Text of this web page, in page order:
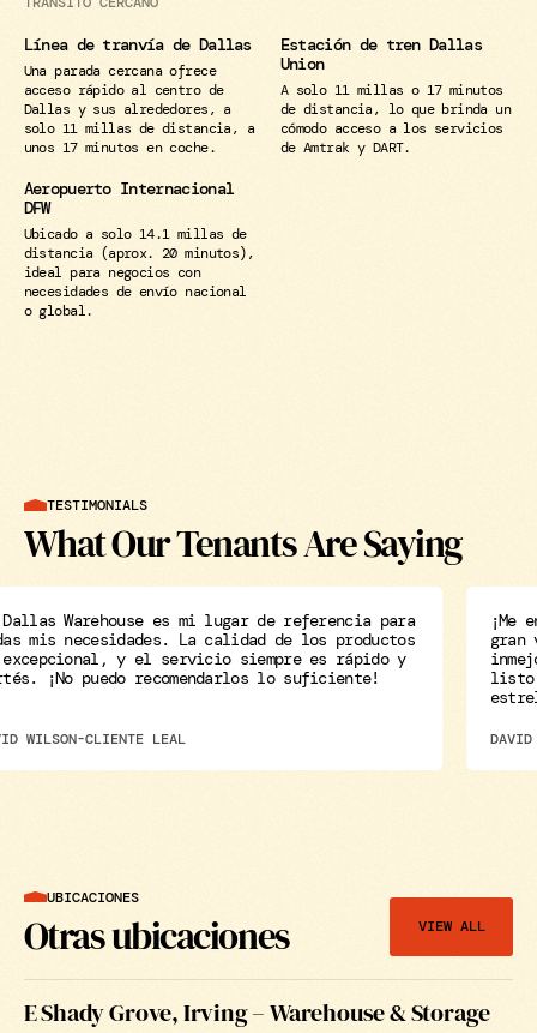
Merrell Rd Dallas –
Warehouse & Storage
Línea de tranvía de Dallas
Una parada cercana ofrece
acceso rápido al centro de
Dallas y sus alrededores, a
solo 11 millas de distancia, a
unos 17 minutos en coche.
Estación de tren Dallas
Union
A solo 11 millas o 17 minutos
de distancia, lo que brinda un
cómodo acceso a los servicios
de Amtrak y DART.
Aeropuerto Internacional
DFW
Ubicado a solo 14.1 millas de
distancia (aprox. 20 minutos),
ideal para negocios con
necesidades de envío nacional
o global.
TESTIMONIALS
What Our Tenants Are Saying
Warehouse es mi lugar de referencia para
mis necesidades. La calidad de los productos
y el servicio siempre es rápido y
¡No puedo recomendarlos lo suficiente!
WILSON-CLIENTE LEAL
¡Me
gran
listo
DAVID
UBICACIONES
Otras ubicaciones VIEW ALL
E Shady Grove, Irving – Warehouse & Storage